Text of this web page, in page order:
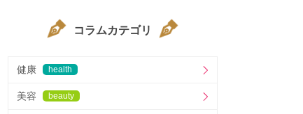
コラムカテゴリ
健康 health
美容 beauty